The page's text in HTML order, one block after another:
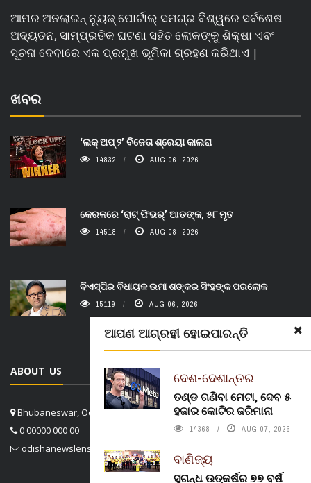
ଆପଣ ଆଗ୍ରହୀ ହୋଇପାରନ୍ତି
ଦେଶ-ଦେଶାନ୍ତର
ତଣ୍ଡ ଗଣିବା ମେଟା, ଦେବ ୫
ହଜାର କୋଟିର ଜରିମାନା
14368 AUG 07, 2026
ବାଣିଜ୍ୟ
ସୁଗନ୍ଧ ଉତ୍କର୍ଷର ୭୭ ବର୍ଷ
ଆମର ଅନଲାଇନ୍ ନ୍ୟୁଜ୍ ପୋର୍ଟାଲ୍ ସମଗ୍ର ବିଶ୍ୱରେ ସର୍ବଶେଷ
ଅଦ୍ୟତନ, ସାମ୍ପ୍ରତିକ ଘଟଣା ସହିତ ଲୋକଙ୍କୁ ଶିକ୍ଷା ଏବଂ
ସୂଚନା ଦେବାରେ ଏକ ପ୍ରମୁଖ ଭୂମିକା ଗ୍ରହଣ କରିଥାଏ |
ଖବର
‘ଲକ୍ ଅପ୍ ୨’ ବିଜେତା ଶ୍ରେୟା କାଲରା
14832 AUG 06, 2026
କେରଳରେ ‘ରାଟ୍ ଫିଭର୍’ ଆତଙ୍କ, ୫୮ ମୃତ
14518 AUG 08, 2026
ବିଏସ୍‌ପିର ବିଧାୟକ ଉମା ଶଙ୍କର ସିଂହଙ୍କ ପରଲୋକ
15119 AUG 06, 2026
ABOUT US
Bhubaneswar, Odisha, India
0 00000 000 00
odishanewslens@gmail.com